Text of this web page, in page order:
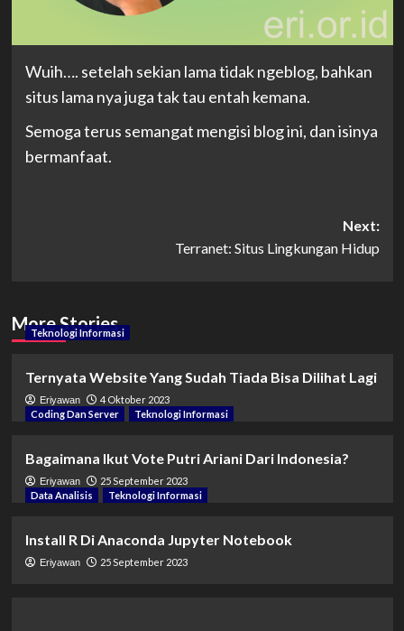
Wuih…. setelah sekian lama tidak ngeblog, bahkan
situs lama nya juga tak tau entah kemana.
Semoga terus semangat mengisi blog ini, dan isinya
bermanfaat.
Next:
Terranet: Situs Lingkungan Hidup
More Stories
Teknologi Informasi
Ternyata Website Yang Sudah Tiada Bisa Dilihat Lagi
Eriyawan
4 Oktober 2023
Coding Dan Server
Teknologi Informasi
Bagaimana Ikut Vote Putri Ariani Dari Indonesia?
Eriyawan
25 September 2023
Data Analisis
Teknologi Informasi
Install R Di Anaconda Jupyter Notebook
Eriyawan 25 September 2023